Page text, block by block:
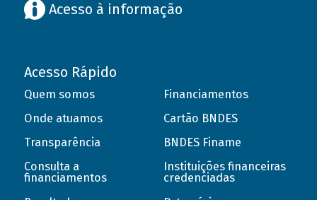
Acesso à informação
Acesso Rápido
Quem somos
Onde atuamos
Transparência
Consulta a
financiamentos
Financiamentos
Cartão BNDES
BNDES Finame
Instituições financeiras
credenciadas